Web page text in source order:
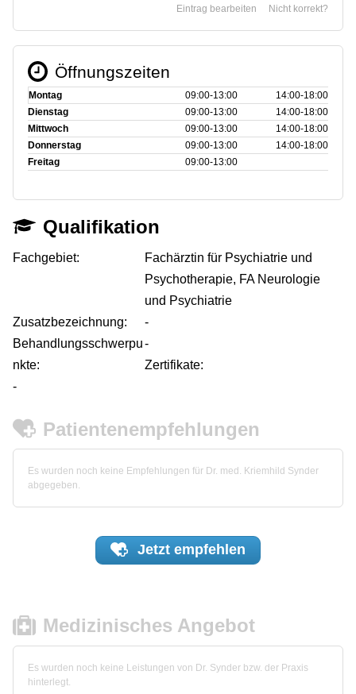
Nicht korrekt?
Eintrag bearbeiten
Öffnungszeiten
Montag 09:00‑13:00
14:00‑18:00
Dienstag
09:00‑13:00
14:00‑18:00
Mittwoch
09:00‑13:00
14:00‑18:00
Donnerstag
09:00‑13:00
14:00‑18:00
Freitag
09:00‑13:00
Qualifikation
Fachgebiet:
Fachärztin für Psychiatrie und
Psychotherapie, FA Neurologie
und Psychiatrie
Zusatzbezeichnung:
-
Behandlungsschwerpu
nkte:
-
Zertifikate:
-
Patientenempfehlungen
Es wurden noch keine Empfehlungen für Dr. med. Kriemhild Synder
abgegeben.
Jetzt empfehlen
Medizinisches Angebot
Es wurden noch keine Leistungen von Dr. Synder bzw. der Praxis
hinterlegt.